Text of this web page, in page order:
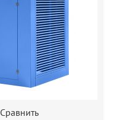
Сравнить